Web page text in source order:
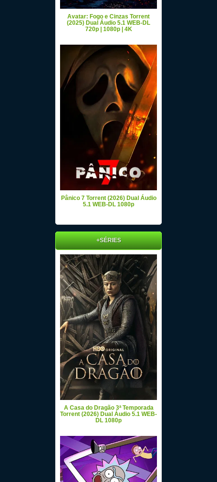
Avatar: Fogo e Cinzas Torrent
(2025) Dual Áudio 5.1 WEB-DL
720p | 1080p | 4K
Pânico 7 Torrent (2026) Dual Áudio
5.1 WEB-DL 1080p
+SÉRIES
A Casa do Dragão 3ª Temporada
Torrent (2026) Dual Áudio 5.1 WEB-
DL 1080p